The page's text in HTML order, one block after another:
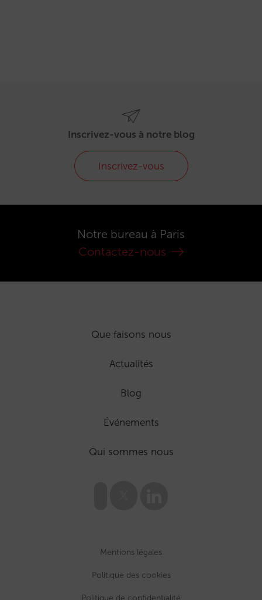
Inscrivez-vous à notre blog
Inscrivez-vous
Notre bureau à Paris
Contactez-nous
Que faisons nous
Actualités
Blog
Événements
Qui sommes nous
Mentions légales
Politique des cookies
Politique de confidentialité